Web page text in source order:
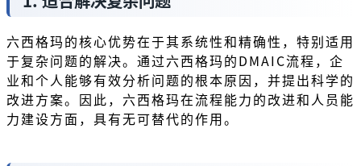
六西格玛的核心优势在于其系统性和精确性，特别适用
于复杂问题的解决。通过六西格玛的DMAIC流程，企
业和个人能够有效分析问题的根本原因，并提出科学的
改进方案。因此，六西格玛在流程能力的改进和人员能
力建设方面，具有无可替代的作用。